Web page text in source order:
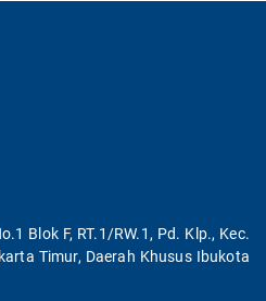
Blok F, RT.1/RW.1, Pd. Klp., Kec.
Timur, Daerah Khusus Ibukota